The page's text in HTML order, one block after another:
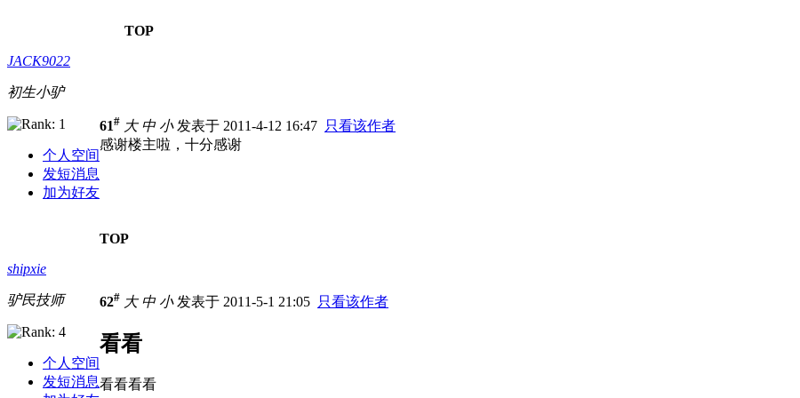
TOP
JACK9022
初生小驴
个人空间
发短消息
加为好友
61# 大 中 小发表于 2011-4-12 16:47 只看该作者
感谢楼主啦，十分感谢
TOP
shipxie
驴民技师
个人空间
发短消息
62# 大 中 小发表于 2011-5-1 21:05 只看该作者
看看
看看看看